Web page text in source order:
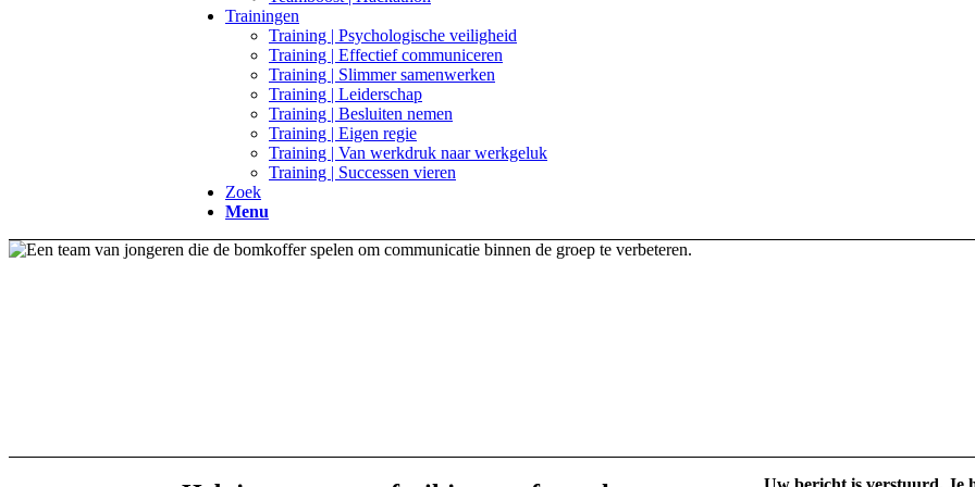
Trainingen
Training | Psychologische veiligheid
Training | Effectief communiceren
Training | Slimmer samenwerken
Training | Leiderschap
Training | Besluiten nemen
Training | Eigen regie
Training | Van werkdruk naar werkgeluk
Training | Successen vieren
Zoek
Menu